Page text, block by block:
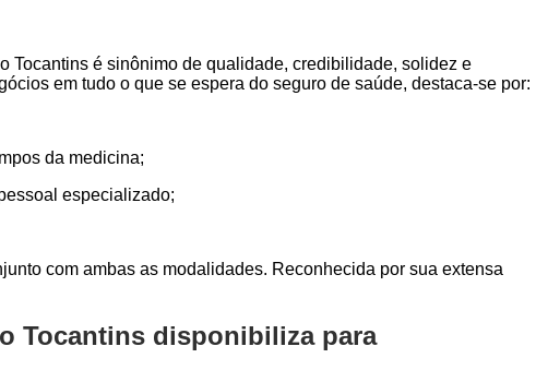
Tocantins é sinônimo de qualidade, credibilidade, solidez e
em tudo o que se espera do seguro de saúde, destaca-se por:
da medicina;
especializado;
com ambas as modalidades. Reconhecida por sua extensa
Tocantins disponibiliza para